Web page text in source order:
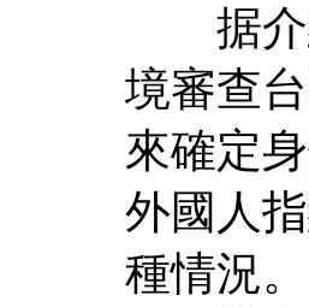
据介
境審查
來確定
外國人
種情況